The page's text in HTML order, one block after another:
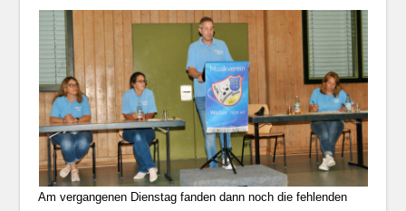
Am vergangenen Dienstag fanden dann noch die fehlenden